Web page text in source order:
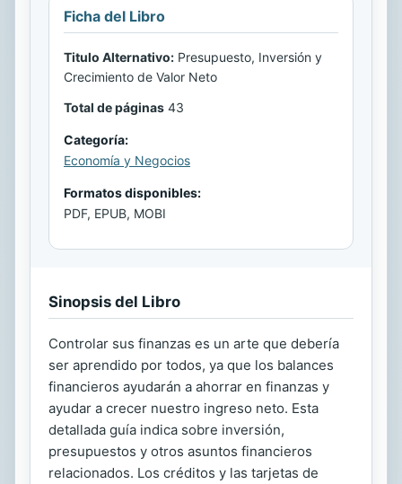
Ficha del Libro
Titulo Alternativo: Presupuesto, Inversión y
Crecimiento de Valor Neto
Total de páginas 43
Categoría:
Economía y Negocios
Formatos disponibles:
PDF, EPUB, MOBI
Sinopsis del Libro
Controlar sus finanzas es un arte que debería
ser aprendido por todos, ya que los balances
financieros ayudarán a ahorrar en finanzas y
ayudar a crecer nuestro ingreso neto. Esta
detallada guía indica sobre inversión,
presupuestos y otros asuntos financieros
relacionados. Los créditos y las tarjetas de